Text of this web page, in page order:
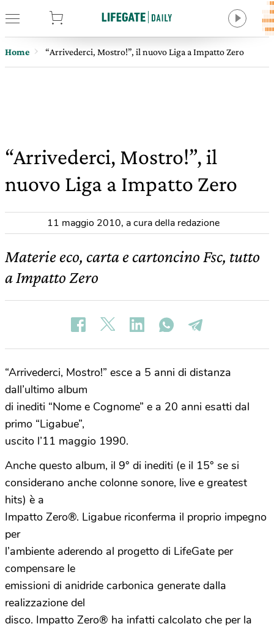
Home “Arrivederci, Mostro!”, il nuovo Liga a Impatto Zero
“Arrivederci, Mostro!”, il
nuovo Liga a Impatto Zero
11 maggio 2010, a cura della redazione
Materie eco, carta e cartoncino Fsc, tutto
a Impatto Zero
“Arrivederci, Mostro!” esce a 5 anni di distanza
dall’ultimo album
di inediti “Nome e Cognome” e a 20 anni esatti dal
primo “Ligabue”,
uscito l’11 maggio 1990.
Anche questo album, il 9° di inediti (e il 15° se si
considerano anche colonne sonore, live e greatest
hits) è a
Impatto Zero®. Ligabue riconferma il proprio impegno
per
l’ambiente aderendo al progetto di LifeGate per
compensare le
emissioni di anidride carbonica generate dalla
realizzazione del
disco. Impatto Zero® ha infatti calcolato che per la